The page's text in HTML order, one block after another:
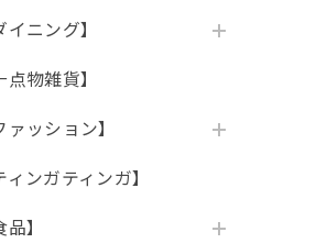
イニング】
点物雑貨】
ァッション】
ィンガティンガ】
品】